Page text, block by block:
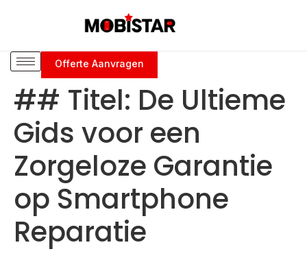
Offerte Aanvragen
## Titel: De Ultieme
Gids voor een
Zorgeloze Garantie
op Smartphone
Reparatie